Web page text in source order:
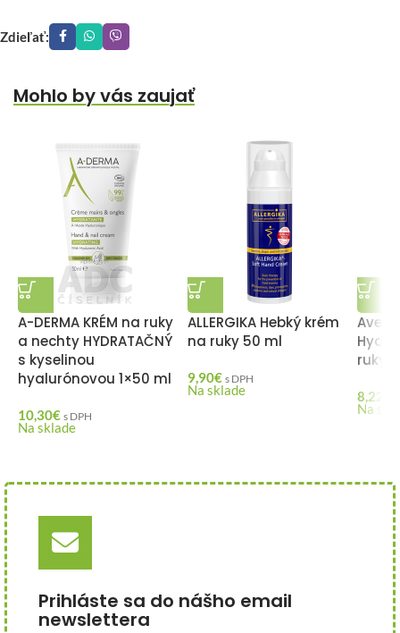
Zdieľať:
Mohlo by vás zaujať
A-DERMA KRÉM na ruky
a nechty HYDRATAČNÝ
s kyselinou
hyalurónovou 1×50 ml
10,30€ s DPH
Na sklade
ALLERGIKA Hebký krém
na ruky 50 ml
9,90€ s DPH
Na sklade
ruky
8,22
Na
Prihláste sa do nášho email
newslettera